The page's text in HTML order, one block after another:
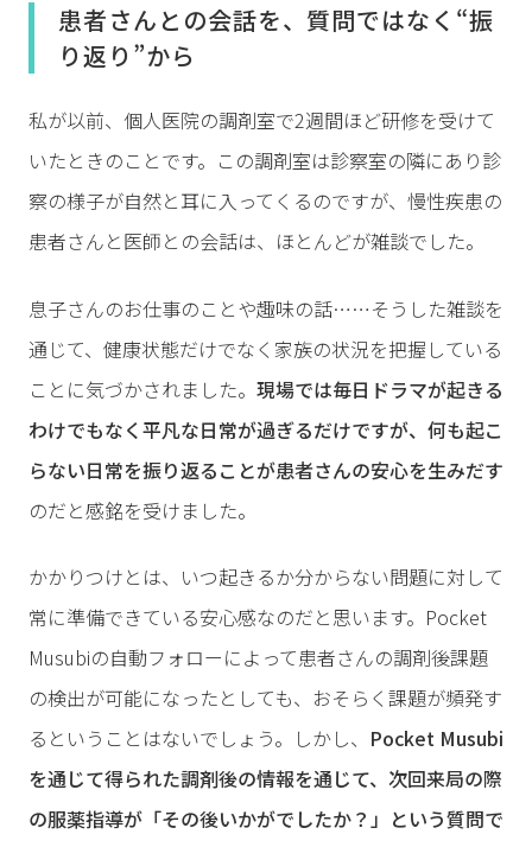
患者さんとの会話を、質問ではなく“振
り返り”から
私が以前、個人医院の調剤室で2週間ほど研修を受けて
いたときのことです。この調剤室は診察室の隣にあり診
察の様子が自然と耳に入ってくるのですが、慢性疾患の
患者さんと医師との会話は、ほとんどが雑談でした。
息子さんのお仕事のことや趣味の話……そうした雑談を
通じて、健康状態だけでなく家族の状況を把握している
ことに気づかされました。 現場では毎日ドラマが起きる
わけでもなく平凡な日常が過ぎるだけですが、何も起こ
らない日常を振り返ることが患者さんの安心を生みだす
のだと感銘を受けました。
かかりつけとは、いつ起きるか分からない問題に対して
常に準備できている安心感なのだと思います。Pocket
Musubiの自動フォローによって患者さんの調剤後課題
の検出が可能になったとしても、おそらく課題が頻発す
るということはないでしょう。しかし、 Pocket Musubi
を通じて得られた調剤後の情報を通じて、次回来局の際
の服薬指導が「その後いかがでしたか？」という質問で